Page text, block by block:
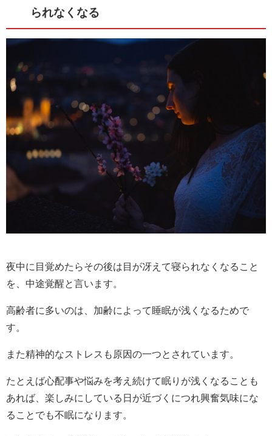
られなくなる
夜中に目覚めたらその後は目が冴えて寝られなくなること
を、中途覚醒と言います。
高齢者に多いのは、加齢によって睡眠が浅くなるためで
す。
また精神的なストレスも原因の一つとされています。
たとえば心配事や悩みを考え続けて眠りが浅くなることも
あれば、楽しみにしている日が近づくにつれ興奮気味にな
ることでも不眠になります。